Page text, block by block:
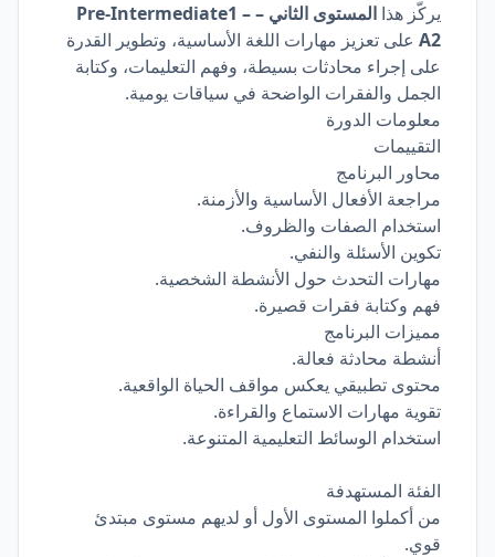
يركّز هذا
المستوى الثاني – Pre-Intermediate1 –
A2 على تعزيز مهارات اللغة الأساسية، وتطوير القدرة
على إجراء محادثات بسيطة، وفهم التعليمات، وكتابة
الجمل والفقرات الواضحة في سياقات يومية.
معلومات الدورة
التقييمات
محاور البرنامج
مراجعة الأفعال الأساسية والأزمنة.
استخدام الصفات والظروف.
تكوين الأسئلة والنفي.
مهارات التحدث حول الأنشطة الشخصية.
فهم وكتابة فقرات قصيرة.
مميزات البرنامج
أنشطة محادثة فعالة.
محتوى تطبيقي يعكس مواقف الحياة الواقعية.
تقوية مهارات الاستماع والقراءة.
استخدام الوسائط التعليمية المتنوعة.
الفئة المستهدفة
من أكملوا المستوى الأول أو لديهم مستوى مبتدئ
قوي.